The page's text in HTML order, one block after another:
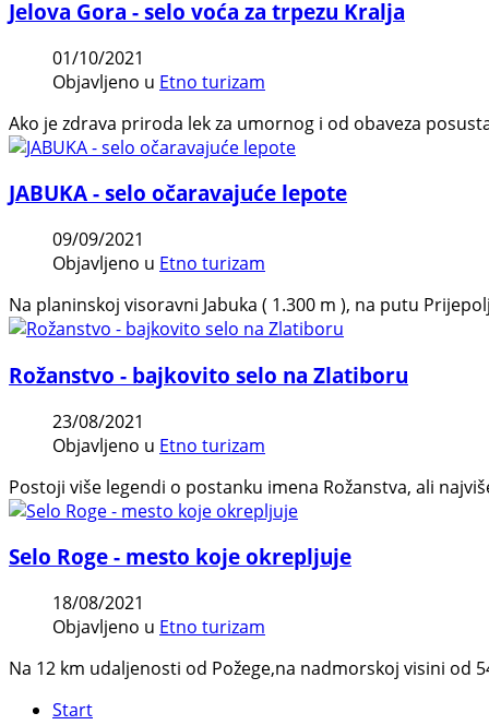
Jelova Gora - selo voća za trpezu Kralja
01/10/2021
Objavljeno u Etno turizam
Ako je zdrava priroda lek za umornog i od obaveza
JABUKA - selo očaravajuće lepote
09/09/2021
Objavljeno u Etno turizam
Na planinskoj visoravni Jabuka ( 1.300 m ), na putu
Rožanstvo - bajkovito selo na Zlatiboru
23/08/2021
Objavljeno u Etno turizam
Postoji više legendi o postanku imena Rožanstva, ali
Selo Roge - mesto koje okrepljuje
18/08/2021
Objavljeno u Etno turizam
Na 12 km udaljenosti od Požege,na nadmorskoj visini od
Start